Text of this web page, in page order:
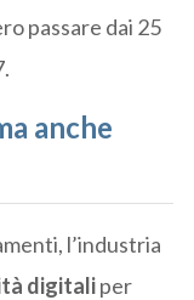
passare dai 25
anche
l’industria
digitaliper